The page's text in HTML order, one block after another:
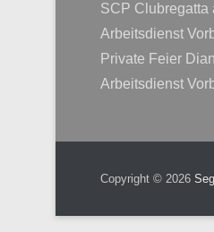
SCP Clubregatta
Arbeitsdienst
Private Feier
Arbeitsdienst
Copyright © 2026